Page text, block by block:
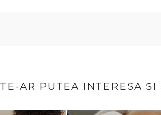
TE-AR PUTEA INTERESA ȘI